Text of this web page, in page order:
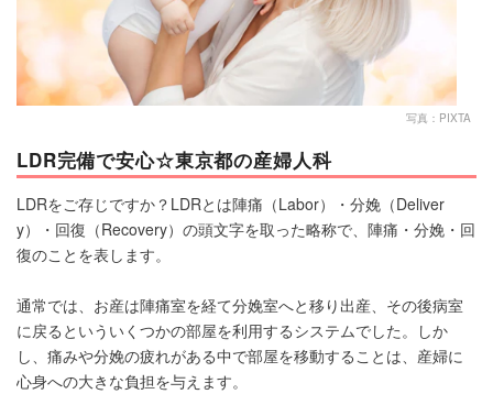
写真：PIXTA
LDR完備で安心☆東京都の産婦人科
LDRをご存じですか？LDRとは陣痛（Labor）・分娩（Deliver
y）・回復（Recovery）の頭文字を取った略称で、陣痛・分娩・回
復のことを表します。
通常では、お産は陣痛室を経て分娩室へと移り出産、その後病室
に戻るといういくつかの部屋を利用するシステムでした。しか
し、痛みや分娩の疲れがある中で部屋を移動することは、産婦に
心身への大きな負担を与えます。